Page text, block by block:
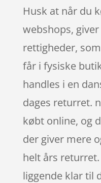
Husk at når du
webshops,
rettigheder,
får i fysiske
handles i en
dages returret.
købt online, og
der giver mere
helt års
liggende klar til